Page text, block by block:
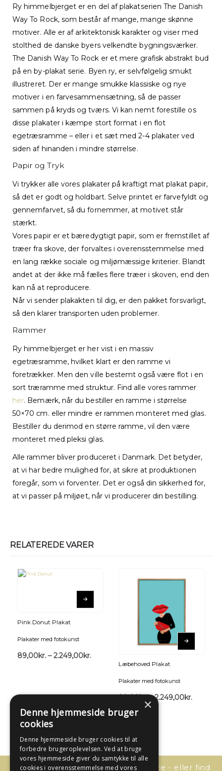
Ry himmelbjerget er en del af plakatserien The Danish
Way To Rock, som består af mange, mange skønne
motiver. Alle er af arkitektonisk karakter og viser med
stolthed de danske byers velkendte bygningsværker.
The Danish Way To Rock er et mere grafisk abstrakt bud
på en by-plakat serie. Byen ry, er selvfølgelig smukt
illustreret. Der er mange smukke klassiske og nye
motiver i en farvesammensætning, så de passer
sammen på kryds og tværs. Vi kan nemt forestille os
disse plakater i kæmpe stort format i en flot
egetræsramme – eller i et sæt med 2-4 plakater ved
siden af hinanden i mindre størrelse.
Papir og Tryk
Vi trykker alle vores plakater på kraftigt mat plakat papir,
så det er godt og holdbart. Selve printet er farvefyldt og
gennemfarvet, så du fornemmer, at motivet står
stærkt.
Vores papir er et bæredygtigt papir, som er fremstillet af
træer fra skove, der forvaltes i overensstemmelse med
en lang række sociale og miljømæssige kriterier. Blandt
andet at der ikke må fælles flere træer i skoven, end den
kan nå at reproducere.
Når vi sender plakakten til dig, er den pakket forsvarligt,
så den klarer transporten uden problemer.
Rammer
Ry himmelbjerget er her vist i en massiv
egetræsramme, hvilket klart er den ramme vi
foretrækker. Men den ville bestemt også være flot i en
sort træramme med struktur. Find alle vores rammer
her. Bemærk, når du bestiller en ramme i størrelse
50×70 cm. eller mindre er rammen monteret med glas.
Bestiller du derimod en større ramme, vil den være
monteret med pleksi glas.
Alle rammer bliver produceret i Danmark. Det betyder,
at vi har bedre mulighed for, at sikre at produktionen
foregår, som vi forventer. Det er også din sikkerhed for,
at vi passer på miljøet, når vi producerer din bestilling.
RELATEREDE VARER
Pink Donut Plakat
Plakater med fotokunst
89,00kr. – 2.249,00kr.
Læbehoved Plakat
Plakater med fotokunst
89,00kr. – 2.249,00kr.
Har du spørgsmål, så kontakt os bare - eller find
×
Denne hjemmeside bruger
cookies
Denne hjemmeside bruger cookies til at
forbedre brugeroplevelsen. Ved at bruge
vores hjemmeside giver du samtykke til alle
cookies i overensstemmelse med vores